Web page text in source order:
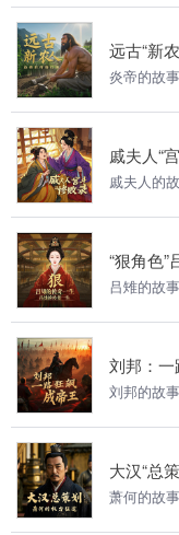
远古“新
炎帝的故事
戚夫人“
戚夫人的
“狠角色”
吕雉的故事
刘邦：一
刘邦的故事
大汉“总
萧何的故事